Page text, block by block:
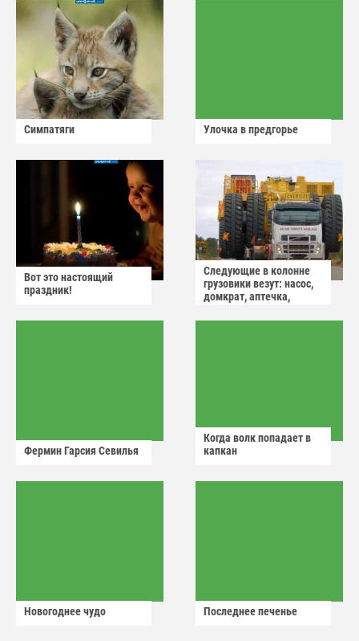
Симпатяги Улочка в предгорье
Вот это настоящий
праздник!
Следующие в колонне
грузовики везут: насос,
домкрат, аптечка,
Фермин Гарсия Севилья
Когда волк попадает в
капкан
Новогоднее чудо Последнее печенье